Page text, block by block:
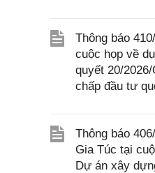
Thông báo
cuộc họp về
quyết 20/
chấp đầu tư
Thông báo
Gia Túc tại
Dự án xây